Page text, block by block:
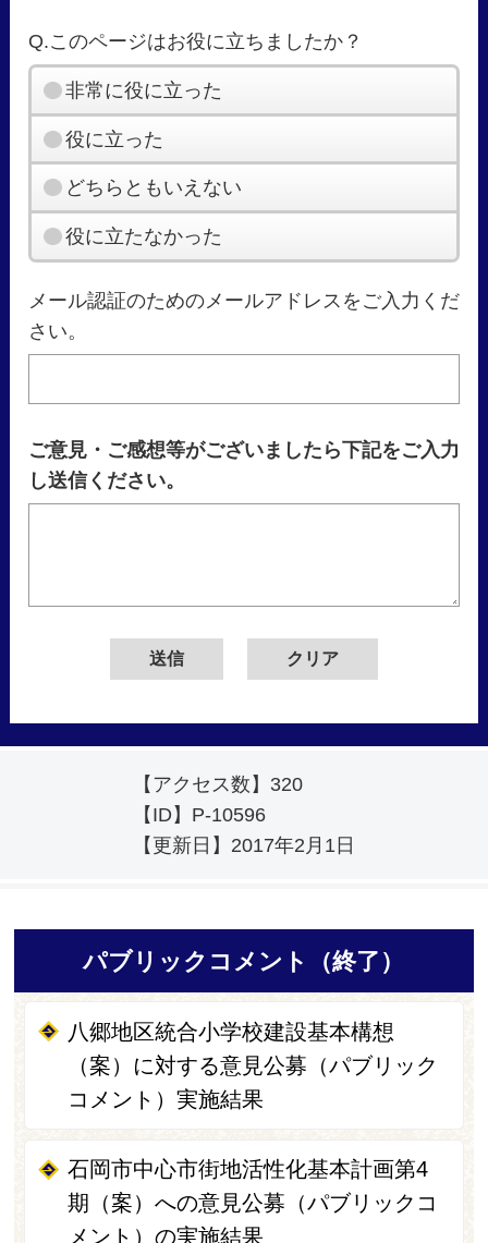
Q.このページはお役に立ちましたか？
非常に役に立った
役に立った
どちらともいえない
役に立たなかった
メール認証のためのメールアドレスをご入力くだ
さい。
ご意見・ご感想等がございましたら下記をご入力
し送信ください。
【アクセス数】 320
【ID】 P-10596
【更新日】 2017年2月1日
パブリックコメント（終了）
八郷地区統合小学校建設基本構想
（案）に対する意見公募（パブリック
コメント）実施結果
石岡市中心市街地活性化基本計画第4
期（案）への意見公募（パブリックコ
メント）の実施結果